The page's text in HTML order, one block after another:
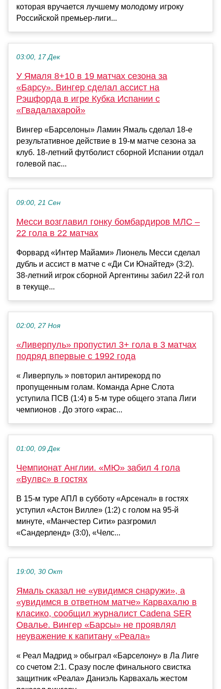
которая вручается лучшему молодому игроку
Российской премьер-лиги...
03:00, 17 Дек
У Ямаля 8+10 в 19 матчах сезона за
«Барсу». Вингер сделал ассист на
Рэшфорда в игре Кубка Испании с
«Гвадалахарой»
Вингер «Барселоны» Ламин Ямаль сделал 18-е
результативное действие в 19-м матче сезона за
клуб. 18-летний футболист сборной Испании отдал
голевой пас...
09:00, 21 Сен
Месси возглавил гонку бомбардиров МЛС –
22 гола в 22 матчах
Форвард «Интер Майами» Лионель Месси сделал
дубль и ассист в матче с «Ди Си Юнайтед» (3:2).
38-летний игрок сборной Аргентины забил 22-й гол
в текуще...
02:00, 27 Ноя
«Ливерпуль» пропустил 3+ гола в 3 матчах
подряд впервые с 1992 года
« Ливерпуль » повторил антирекорд по
пропущенным голам. Команда Арне Слота
уступила ПСВ (1:4) в 5-м туре общего этапа Лиги
чемпионов . До этого «крас...
01:00, 09 Дек
Чемпионат Англии. «МЮ» забил 4 гола
«Вулвс» в гостях
В 15-м туре АПЛ в субботу «Арсенал» в гостях
уступил «Астон Вилле» (1:2) с голом на 95-й
минуте, «Манчестер Сити» разгромил
«Сандерленд» (3:0), «Челс...
19:00, 30 Окт
Ямаль сказал не «увидимся снаружи», а
«увидимся в ответном матче» Карвахалю в
класико, сообщил журналист Cadena SER
Овалье. Вингер «Барсы» не проявлял
неуважение к капитану «Реала»
« Реал Мадрид » обыграл «Барселону» в Ла Лиге
со счетом 2:1. Сразу после финального свистка
защитник «Реала» Даниэль Карвахаль жестом